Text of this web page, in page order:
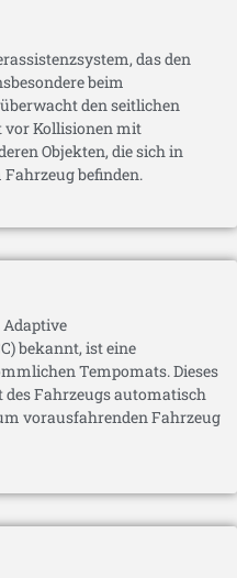
das den
beim
den seitlichen
vor Kollisionen mit
Objekten, die sich in
befinden.
bekannt, ist eine
Tempomats. Dieses
des Fahrzeugs automatisch
vorausfahrenden Fahrzeug